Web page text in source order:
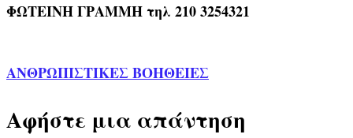
ΦΩΤΕΙΝΗ ΓΡΑΜΜΗ τηλ 210 3254321
ΑΝΘΡΩΠΙΣΤΙΚΕΣ ΒΟΗΘΕΙΕΣ
Αφήστε μια απάντηση